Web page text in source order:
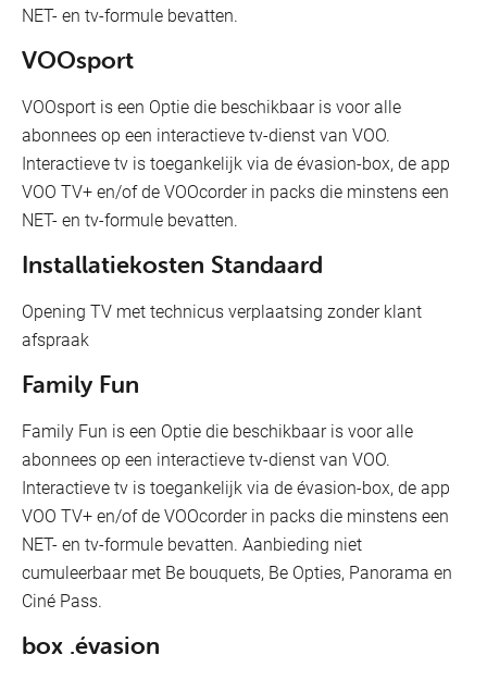
NET- en tv-formule bevatten.
VOOsport
VOOsport is een Optie die beschikbaar is voor alle
abonnees op een interactieve tv-dienst van VOO.
Interactieve tv is toegankelijk via de évasion-box, de app
VOO TV+ en/of de VOOcorder in packs die minstens een
NET- en tv-formule bevatten.
Installatiekosten Standaard
Opening TV met technicus verplaatsing zonder klant
afspraak
Family Fun
Family Fun is een Optie die beschikbaar is voor alle
abonnees op een interactieve tv-dienst van VOO.
Interactieve tv is toegankelijk via de évasion-box, de app
VOO TV+ en/of de VOOcorder in packs die minstens een
NET- en tv-formule bevatten. Aanbieding niet
cumuleerbaar met Be bouquets, Be Opties, Panorama en
Ciné Pass.
box .évasion